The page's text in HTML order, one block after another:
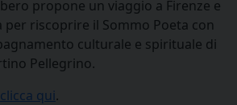
propone un viaggio a Firenze e
per riscoprire il Sommo Poeta con
culturale e spirituale di
Pellegrino.
clicca qui.